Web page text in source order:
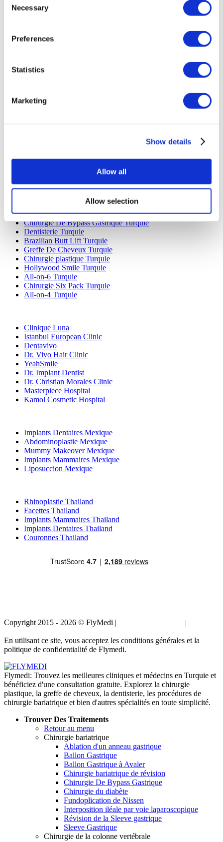
Selection
Necessary
Preferences
Statistics
Marketing
Show details
Allow all
Allow selection
Poland Cliniques
Colombia Cliniques
Réduction Mammaire Turquie
Facettes Turquie
Liposuccion Turquie
Chirurgie bariatrique Turquie
Chirurgie De Bypass Gastrique Turquie
Dentisterie Turquie
Brazilian Butt Lift Turquie
Greffe De Cheveux Turquie
Chirurgie plastique Turquie
Hollywood Smile Turquie
All-on-6 Turquie
Chirurgie Six Pack Turquie
All-on-4 Turquie
Clinique Luna
Istanbul European Clinic
Dentavivo
Dr. Vivo Hair Clinic
YeahSmile
Dr. Implant Dentist
Dr. Christian Morales Clinic
Masterpiece Hospital
Kamol Cosmetic Hospital
Implants Dentaires Mexique
Abdominoplastie Mexique
Mummy Makeover Mexique
Implants Mammaires Mexique
Liposuccion Mexique
Rhinoplastie Thailand
Facettes Thailand
Implants Mammaires Thailand
Implants Dentaires Thailand
Couronnes Thailand
Copyright 2015 - 2026 © FlyMedi | |
En utilisant ce site, vous acceptez les conditions générales et la
politique de confidentialité de Flymedi.
Flymedi: Trouvez les meilleures cliniques et médecins en Turquie et
bénéficiez d'une consultation gratuite. Explorez la chirurgie
plastique, la greffe de cheveux, la dentisterie, les procédures de
chirurgie bariatrique et bien d'autres spécialités en toute simplicité.
Trouver Des Traitements
Retour au menu
Chirurgie bariatrique
Ablation d'un anneau gastrique
Ballon Gastrique
Ballon Gastrique à Avaler
Chirurgie bariatrique de révision
Chirurgie De Bypass Gastrique
Chirurgie du diabète
Fundoplication de Nissen
Interposition iléale par voie laparoscopique
Révision de la Sleeve gastrique
Sleeve Gastrique
Chirurgie de la colonne vertébrale